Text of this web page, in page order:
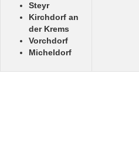
Steyr
Kirchdorf an
der Krems
Vorchdorf
Micheldorf